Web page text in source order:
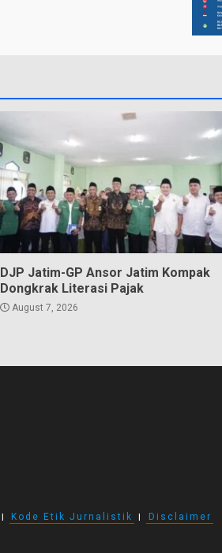
DJP Jatim-GP Ansor Jatim Kompak
Dongkrak Literasi Pajak
August 7, 2026
I Kode Etik Jurnalistik I Disclaimer